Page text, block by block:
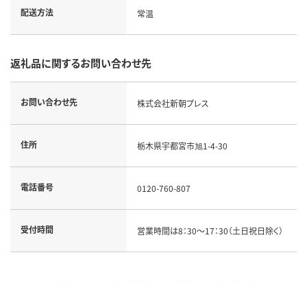
配送方法 常温
返礼品に関するお問い合わせ先
お問い合わせ先 株式会社新朝プレス
住所 栃木県宇都宮市旭1-4-30
電話番号 0120-760-807
受付時間 営業時間は8：30～17：30（土日祝日除く）